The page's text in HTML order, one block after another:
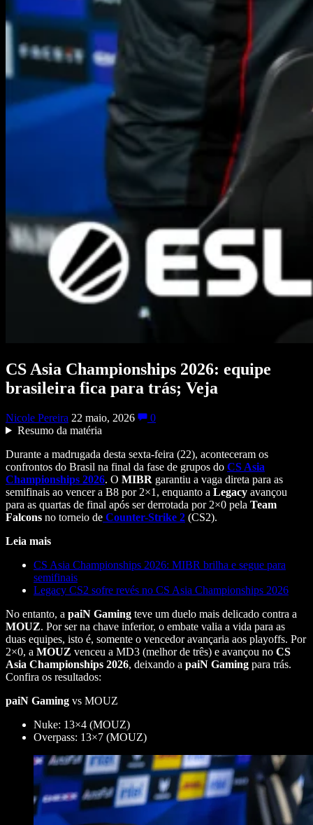
CS Asia Championships 2026: equipe
brasileira fica para trás; Veja
Nicole Pereira 22 maio, 2026
0
Resumo da matéria
Durante a madrugada desta sexta-feira (22), aconteceram os
confrontos do Brasil na final da fase de grupos do CS Asia
Championships 2026. O MIBR garantiu a vaga direta para as
semifinais ao vencer a B8 por 2×1, enquanto a Legacy avançou
para as quartas de final após ser derrotada por 2×0 pela Team
Falcons no torneio de Counter-Strike 2 (CS2).
Leia mais
CS Asia Championships 2026: MIBR brilha e segue para
semifinais
Legacy CS2 sofre revés no CS Asia Championships 2026
No entanto, a paiN Gaming teve um duelo mais delicado contra a
MOUZ. Por ser na chave inferior, o embate valia a vida para as
duas equipes, isto é, somente o vencedor avançaria aos playoffs. Por
2×0, a MOUZ venceu a MD3 (melhor de três) e avançou no CS
Asia Championships 2026, deixando a paiN Gaming para trás.
Confira os resultados:
paiN Gaming vs MOUZ
Nuke: 13×4 (MOUZ)
Overpass: 13×7 (MOUZ)